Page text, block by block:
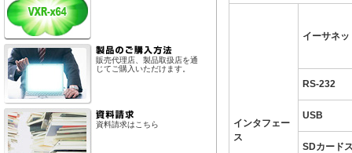
インタフェー
ス
イーサネッ
RS-232
USB
SDカード
販売代理店、製品取扱店を通
じてご購入いただけます。
資料請求はこちら